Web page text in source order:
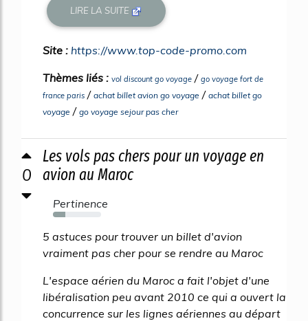
LIRE LA SUITE
Site : https://www.top-code-promo.com
Thèmes liés : vol discount go voyage / go voyage fort de
france paris / achat billet avion go voyage / achat billet go
voyage / go voyage sejour pas cher
0
Les vols pas chers pour un voyage en
avion au Maroc
Pertinence
26%
5 astuces pour trouver un billet d'avion
vraiment pas cher pour se rendre au Maroc
L'espace aérien du Maroc a fait l'objet d'une
libéralisation peu avant 2010 ce qui a ouvert la
concurrence sur les lignes aériennes au départ